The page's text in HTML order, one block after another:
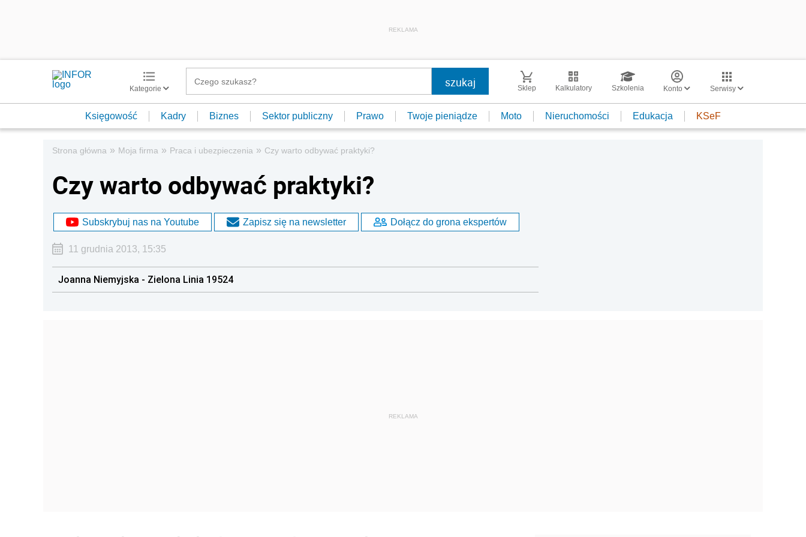
REKLAMA
Kategorie Sklep Kalkulatory Szkolenia Konto Serwisy
Księgowość Kadry Biznes Sektor publiczny Prawo Twoje pieniądze Moto Nieruchomości Edukacja KSeF
Strona główna » Moja firma » Praca i ubezpieczenia » Czy warto odbywać praktyki?
Czy warto odbywać praktyki?
Subskrybuj nas na Youtube Zapisz się na newsletter Dołącz do grona ekspertów
11 grudnia 2013, 15:35
Joanna Niemyjska - Zielona Linia 19524